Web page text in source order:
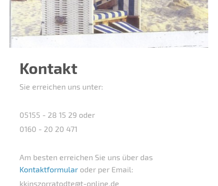
Kontakt
Sie erreichen uns unter:
05155 - 28 15 29 oder
0160 - 20 20 471
Am besten erreichen Sie uns über das
Kontaktformular oder per Email:
kkinszorratodte@t-online.de